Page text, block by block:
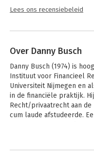
Lees ons recensiebeleid
Over Danny Busch
Danny Busch (1974) is
Instituut voor Financieel
Universiteit Nijmegen en
in de financiële praktijk.
Recht/privaatrecht aan de
cum laude afstudeerde.